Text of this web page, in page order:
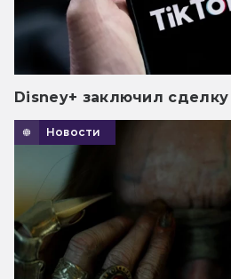
Disney+ заключил
Новости